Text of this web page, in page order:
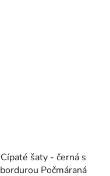
Cípaté šaty - černá s
bordurou Počmáraná